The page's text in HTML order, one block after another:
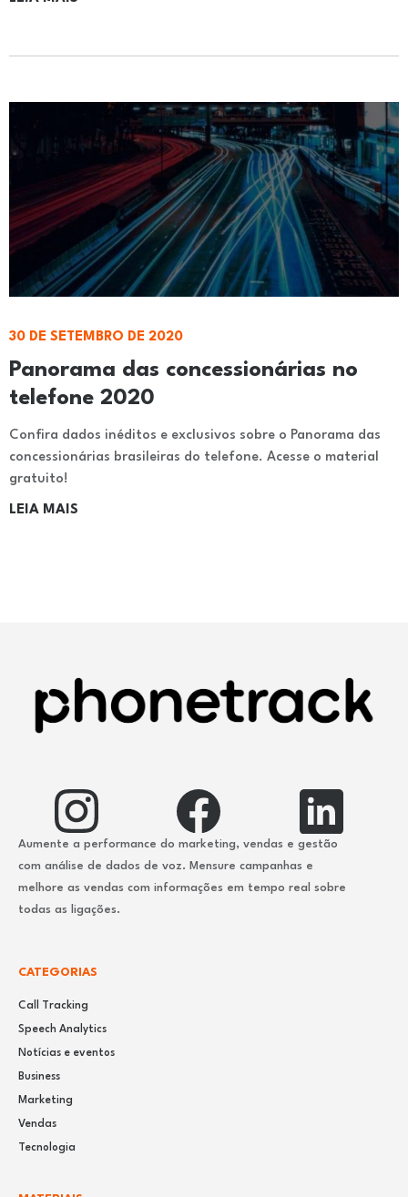
Panorama das concessionárias no
telefone 2020
30 DE SETEMBRO DE 2020
Confira dados inéditos e exclusivos sobre o Panorama das
concessionárias brasileiras do telefone. Acesse o material
gratuito!
LEIA MAIS
Aumente a performance do marketing, vendas e gestão
com análise de dados de voz. Mensure campanhas e
melhore as vendas com informações em tempo real sobre
todas as ligações.
CATEGORIAS
Call Tracking
Speech Analytics
Notícias e eventos
Business
Marketing
Vendas
Tecnologia